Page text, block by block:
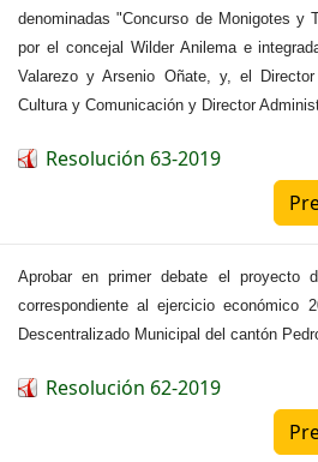
denominadas "Concurso de Monigotes y
por el concejal Wilder Anilema e
Valarezo y Arsenio Oñate, y, el Director
Cultura y Comunicación y Director
Resolución 63-2019
Aprobar en primer debate el proyecto
correspondiente al ejercicio económico
Descentralizado Municipal del cantón
Resolución 62-2019